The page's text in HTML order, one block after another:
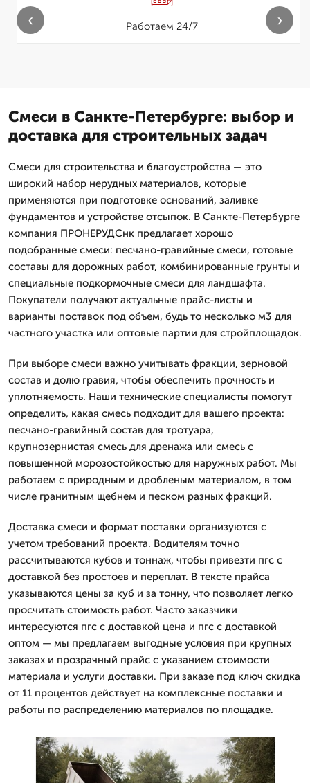
Работаем 24/7
‹ ›
Смеси в Санкте-Петербурге: выбор и
доставка для строительных задач
Смеси для строительства и благоустройства — это
широкий набор нерудных материалов, которые
применяются при подготовке оснований, заливке
фундаментов и устройстве отсыпок. В Санкте-Петербурге
компания ПРОНЕРУДСнк предлагает хорошо
подобранные смеси: песчано-гравийные смеси, готовые
составы для дорожных работ, комбинированные грунты и
специальные подкормочные смеси для ландшафта.
Покупатели получают актуальные прайс-листы и
варианты поставок под объем, будь то несколько м3 для
частного участка или оптовые партии для стройплощадок.
При выборе смеси важно учитывать фракции, зерновой
состав и долю гравия, чтобы обеспечить прочность и
уплотняемость. Наши технические специалисты помогут
определить, какая смесь подходит для вашего проекта:
песчано-гравийный состав для тротуара,
крупнозернистая смесь для дренажа или смесь с
повышенной морозостойкостью для наружных работ. Мы
работаем с природным и дробленым материалом, в том
числе гранитным щебнем и песком разных фракций.
Доставка смеси и формат поставки организуются с
учетом требований проекта. Водителям точно
рассчитываются кубов и тоннаж, чтобы привезти пгс с
доставкой без простоев и переплат. В тексте прайса
указываются цены за куб и за тонну, что позволяет легко
просчитать стоимость работ. Часто заказчики
интересуются пгс с доставкой цена и пгс с доставкой
оптом — мы предлагаем выгодные условия при крупных
заказах и прозрачный прайс с указанием стоимости
материала и услуги доставки. При заказе под ключ скидка
от 11 процентов действует на комплексные поставки и
работы по распределению материалов по площадке.